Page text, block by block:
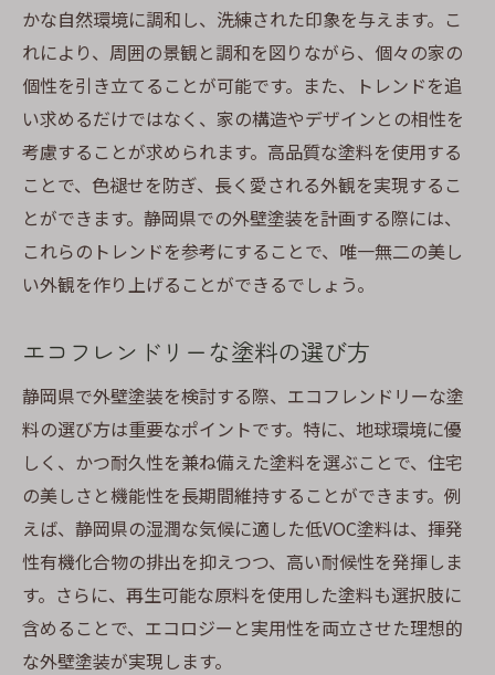
耐久性と美観を両立する静岡の外壁塗装の秘訣
美しさを保つための定期メンテナンス
耐久性の高い塗料の選び方
塗装のライフサイクルを考慮した選択
プロに学ぶ外壁塗装の極意
防水性能を向上させる工夫
静岡で長持ちする外壁塗装の実践例
静岡県で選ばれる外壁塗装の耐候性塗料とは
高耐久性を実現する革新的塗料
紫外線に強い塗料のメリット
気候に適した塗料の選び方
耐候性を向上させる最新技術
耐久性と環境性能を両立する塗料
静岡の自然に調和する外壁塗装で家の印象をア
ップ
自然素材を活かした塗装の選び方
地域の景観に溶け込む色彩
かな自然環境に調和し、洗練された印象を与えます。こ
れにより、周囲の景観と調和を図りながら、個々の家の
個性を引き立てることが可能です。また、トレンドを追
い求めるだけではなく、家の構造やデザインとの相性を
考慮することが求められます。高品質な塗料を使用する
ことで、色褪せを防ぎ、長く愛される外観を実現するこ
とができます。静岡県での外壁塗装を計画する際には、
これらのトレンドを参考にすることで、唯一無二の美し
い外観を作り上げることができるでしょう。
エコフレンドリーな塗料の選び方
静岡県で外壁塗装を検討する際、エコフレンドリーな塗
料の選び方は重要なポイントです。特に、地球環境に優
しく、かつ耐久性を兼ね備えた塗料を選ぶことで、住宅
の美しさと機能性を長期間維持することができます。例
えば、静岡県の湿潤な気候に適した低VOC塗料は、揮発
性有機化合物の排出を抑えつつ、高い耐候性を発揮しま
す。さらに、再生可能な原料を使用した塗料も選択肢に
含めることで、エコロジーと実用性を両立させた理想的
な外壁塗装が実現します。